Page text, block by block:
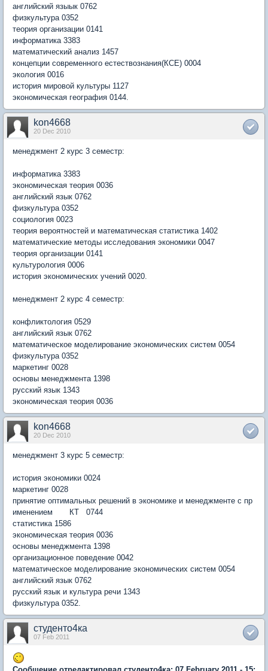
английский языык 0762
физкультура 0352
теория организации 0141
информатика 3383
математический анализ 1457
концепции современного естествознания(КСЕ) 0004
экология 0016
история мировой культуры 1127
экономическая география 0144.
kon4668
20 Dec 2010
менеджмент 2 курс 3 семестр:
информатика 3383
экономическая теория 0036
английский язык 0762
физкультура 0352
социология 0023
теория вероятностей и математическая статистика 1402
математические методы исследования экономики 0047
теория организации 0141
культурология 0006
история экономических учений 0020.
менеджмент 2 курс 4 семестр:
конфликтология 0529
английский язык 0762
математическое моделирование экономических систем 0054
физкультура 0352
маркетинг 0028
основы менеджмента 1398
русский язык 1343
экономическая теория 0036
kon4668
20 Dec 2010
менеджмент 3 курс 5 семестр:
история экономики 0024
маркетинг 0028
принятие оптимальных решений в экономике и менеджменте с пр
именением КТ 0744
статистика 1586
экономическая теория 0036
основы менеджмента 1398
организационное поведение 0042
математическое моделирование экономических систем 0054
английский язык 0762
русский язык и культура речи 1343
физкультура 0352.
студенто4ка
07 Feb 2011